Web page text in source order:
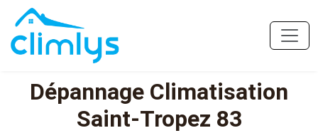
Dépannage Climatisation
Saint-Tropez 83